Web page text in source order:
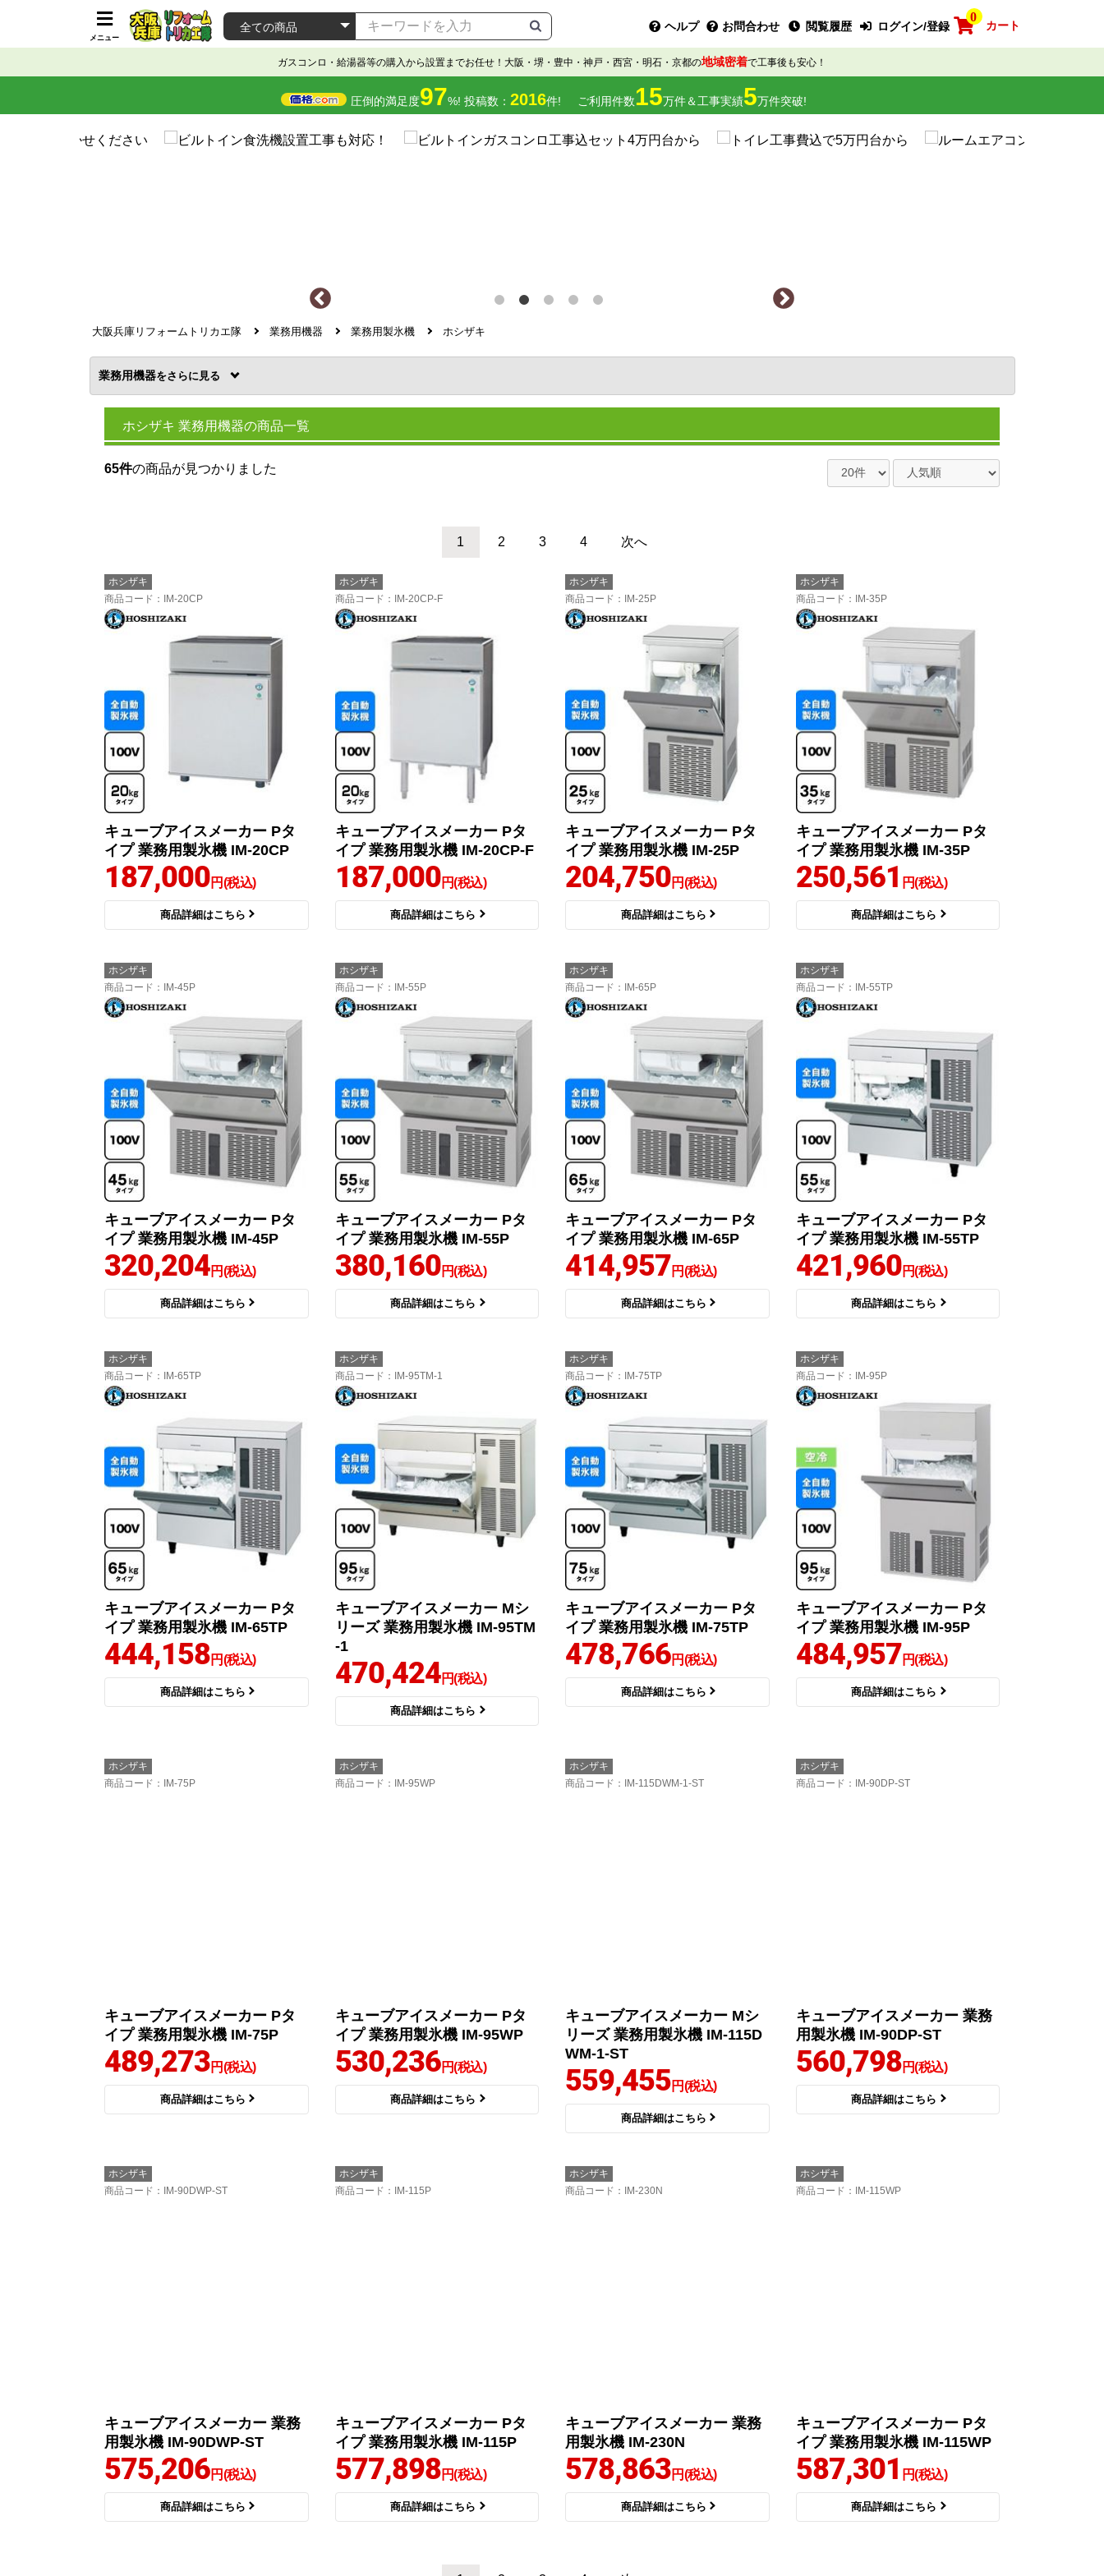
メニュー
ヘルプ お問合わせ 閲覧履歴 ログイン/登録
0
カート
ガスコンロ・給湯器等の購入から設置までお任せ！大阪・堺・豊中・神戸・西宮・明石・京都の地域密着で工事後も安心！
圧倒的満足度97%! 投稿数： 2016件! ご利用件数15万件＆工事実績5万件突破!
大阪兵庫リフォームトリカエ隊 業務用機器 業務用製氷機 ホシザキ
業務用機器を
ホシザキ 業務用機器の商品一覧
65件の商品が見つかりました
1 2 3 4 次へ
ホシザキ
商品コード ：IM-20CP
キューブアイスメーカー Pタ
イプ 業務用製氷機 IM-20CP
187,000円(税込)
商品詳細はこちら
ホシザキ
商品コード ：IM-20CP-F
キューブアイスメーカー Pタ
イプ 業務用製氷機 IM-20CP-F
187,000円(税込)
商品詳細はこちら
ホシザキ
商品コード ：IM-25P
キューブアイスメーカー Pタ
イプ 業務用製氷機 IM-25P
204,750円(税込)
商品詳細はこちら
ホシザキ
商品コード ：IM-35P
キューブアイスメーカー Pタ
イプ 業務用製氷機 IM-35P
250,561 円(税込)
商品詳細はこちら
ホシザキ
商品コード ：IM-45P
キューブアイスメーカー Pタ
イプ 業務用製氷機 IM-45P
320,204円(税込)
商品詳細はこちら
ホシザキ
商品コード ：IM-55P
キューブアイスメーカー Pタ
イプ 業務用製氷機 IM-55P
380,160円(税込)
商品詳細はこちら
ホシザキ
商品コード ：IM-65P
キューブアイスメーカー Pタ
イプ 業務用製氷機 IM-65P
414,957円(税込)
商品詳細はこちら
ホシザキ
商品コード ：IM-55TP
キューブアイスメーカー Pタ
イプ 業務用製氷機 IM-55TP
421,960円(税込)
商品詳細はこちら
ホシザキ
商品コード ：IM-65TP
キューブアイスメーカー Pタ
イプ 業務用製氷機 IM-65TP
444,158円(税込)
商品詳細はこちら
ホシザキ
商品コード ：IM-95TM-1
キューブアイスメーカー Mシ
リーズ 業務用製氷機 IM-95TM
-1
470,424円(税込)
商品詳細はこちら
ホシザキ
商品コード ：IM-75TP
キューブアイスメーカー Pタ
イプ 業務用製氷機 IM-75TP
478,766円(税込)
商品詳細はこちら
ホシザキ
商品コード ：IM-95P
キューブアイスメーカー Pタ
イプ 業務用製氷機 IM-95P
484,957 円(税込)
商品詳細はこちら
ホシザキ
商品コード ：IM-75P
キューブアイスメーカー Pタ
イプ 業務用製氷機 IM-75P
489,273円(税込)
商品詳細はこちら
ホシザキ
商品コード ：IM-95WP
キューブアイスメーカー Pタ
イプ 業務用製氷機 IM-95WP
530,236円(税込)
商品詳細はこちら
ホシザキ
商品コード ：IM-115DWM-1-ST
キューブアイスメーカー Mシ
リーズ 業務用製氷機 IM-115D
WM-1-ST
559,455円(税込)
商品詳細はこちら
ホシザキ
商品コード ：IM-90DP-ST
キューブアイスメーカー 業務
用製氷機 IM-90DP-ST
560,798円(税込)
商品詳細はこちら
ホシザキ
商品コード ：IM-90DWP-ST
キューブアイスメーカー 業務
用製氷機 IM-90DWP-ST
575,206円(税込)
商品詳細はこちら
ホシザキ
商品コード ：IM-115P
キューブアイスメーカー Pタ
イプ 業務用製氷機 IM-115P
577,898円(税込)
商品詳細はこちら
ホシザキ
商品コード ：IM-230N
キューブアイスメーカー 業務
用製氷機 IM-230N
578,863円(税込)
商品詳細はこちら
ホシザキ
商品コード ：IM-115WP
キューブアイスメーカー Pタ
イプ 業務用製氷機 IM-115WP
587,301 円(税込)
商品詳細はこちら